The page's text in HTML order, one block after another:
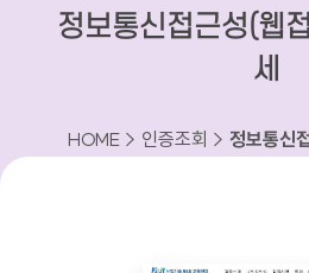
정보통신접근성(웹
세
HOME > 인증조회 > 정보통신